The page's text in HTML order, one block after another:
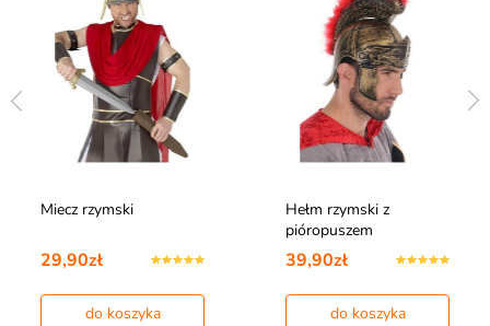
Miecz rzymski
29,90zł
do koszyka
Hełm rzymski z
pióropuszem
39,90zł
do koszyka